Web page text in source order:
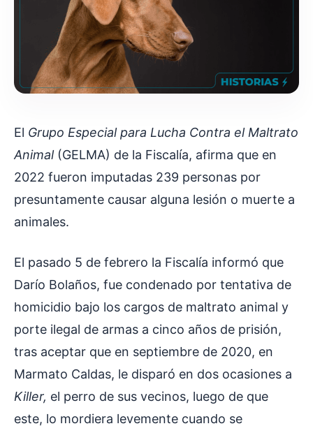
El Grupo Especial para Lucha Contra el Maltrato
Animal(GELMA) de la Fiscalía, afirma que en
2022 fueron imputadas 239 personas por
presuntamente causar alguna lesión o muerte a
animales.
El pasado 5 de febrero la Fiscalía informó que
Darío Bolaños, fue condenado por tentativa de
homicidio bajo los cargos de maltrato animal y
porte ilegal de armas a cinco años de prisión,
tras aceptar que en septiembre de 2020, en
Marmato Caldas, le disparó en dos ocasiones a
Killer, el perro de sus vecinos, luego de que
este, lo mordiera levemente cuando se